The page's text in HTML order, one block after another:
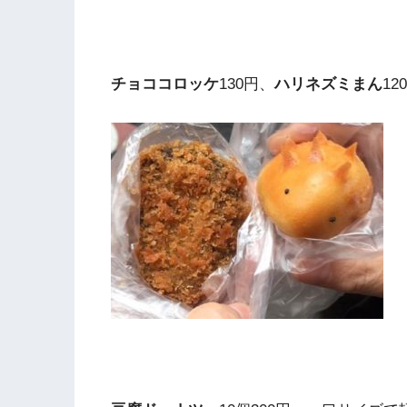
チョココロッケ130円、ハリネズミまん